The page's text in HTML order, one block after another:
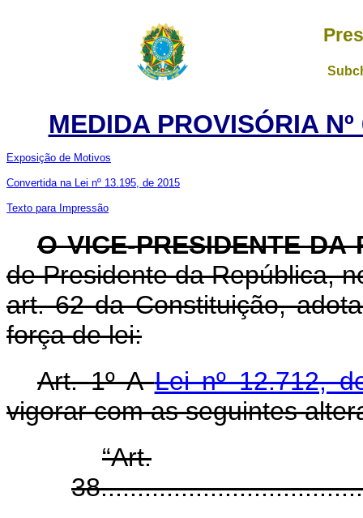
MEDIDA PROVISÓRIA
Exposição de Motivos
Convertida na Lei nº 13.195, de 2015
Texto para Impressão
O VICE-PRESIDENTE
de Presidente da República,
art. 62 da Constituição,
força de lei:
Art. 1º ALei nº 12.712,
vigorar com as seguintes
“Art.